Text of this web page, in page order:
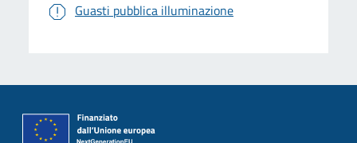
Guasti pubblica illuminazione